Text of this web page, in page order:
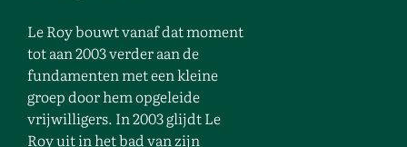
Le Roy bouwt vanaf dat moment
tot aan 2003 verder aan de
fundamenten met een kleine
groep door hem opgeleide
vrijwilligers. In 2003 glijdt Le
Roy uit in het bad van zijn